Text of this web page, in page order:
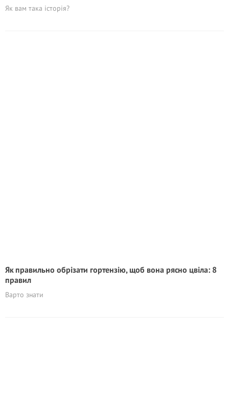
Як вам така історія?
Як правильно обрізати гортензію, щоб вона рясно цвіла: 8
правил
Варто знати